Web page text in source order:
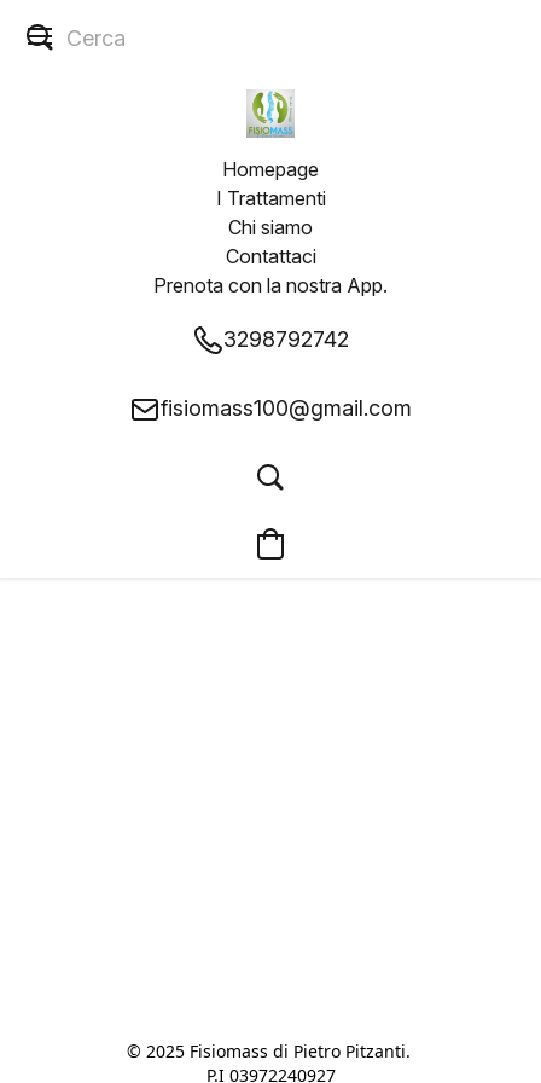
Homepage
I Trattamenti
Chi siamo
Contattaci
Prenota con la nostra App.
3298792742
fisiomass100@gmail.com
© 2025 Fisiomass di Pietro Pitzanti.
P.I 03972240927